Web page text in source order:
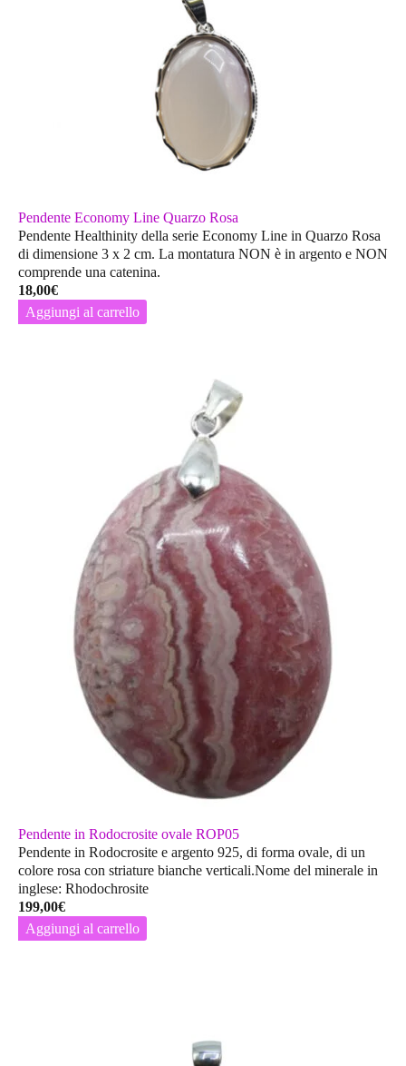
Pendente Economy Line Quarzo Rosa
Pendente Healthinity della serie Economy Line in Quarzo Rosa
di dimensione 3 x 2 cm. La montatura NON è in argento e NON
comprende una catenina.
18,00€
Aggiungi al carrello
Pendente in Rodocrosite ovale ROP05
Pendente in Rodocrosite e argento 925, di forma ovale, di un
colore rosa con striature bianche verticali.Nome del minerale in
inglese: Rhodochrosite
199,00€
Aggiungi al carrello